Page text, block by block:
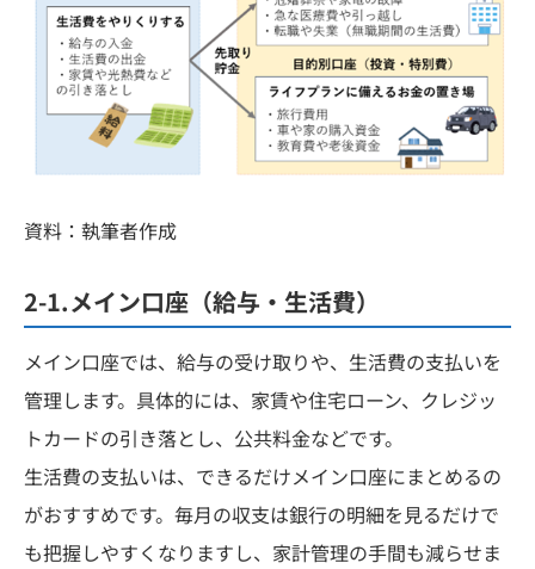
資料：執筆者作成
2-1.メイン口座（給与・生活費）
メイン口座では、給与の受け取りや、生活費の支払いを
管理します。具体的には、家賃や住宅ローン、クレジッ
トカードの引き落とし、公共料金などです。
生活費の支払いは、できるだけメイン口座にまとめるの
がおすすめです。毎月の収支は銀行の明細を見るだけで
も把握しやすくなりますし、家計管理の手間も減らせま